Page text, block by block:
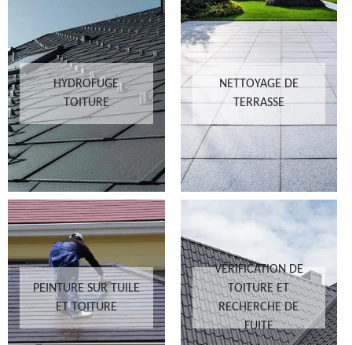
HYDROFUGE
TOITURE
NETTOYAGE DE
TERRASSE
PEINTURE SUR TUILE
ET TOITURE
VÉRIFICATION DE
TOITURE ET
RECHERCHE DE
FUITE